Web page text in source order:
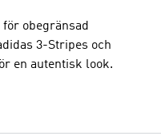
obegränsad
3-Stripes och
en autentisk look.